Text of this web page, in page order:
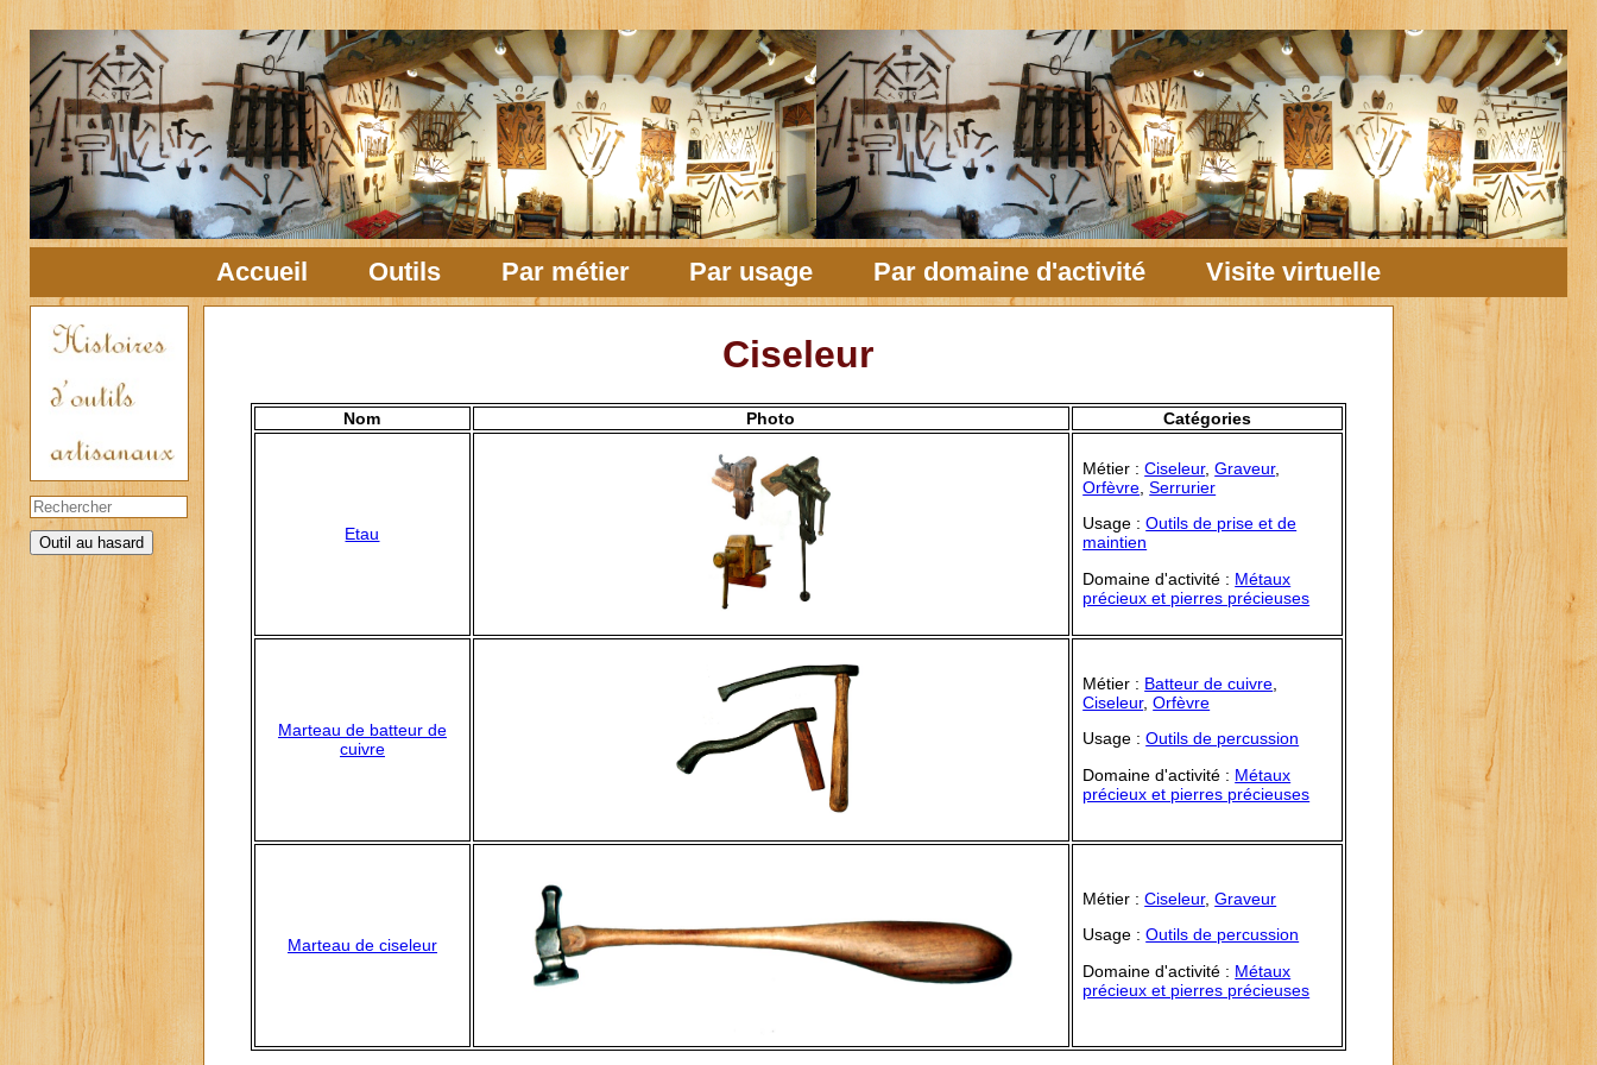
Accueil Outils Par métier Par usage Par domaine d'activité Visite virtuelle
Ciseleur
Nom Photo Catégories
Etau
Métier :Ciseleur,Graveur,
Orfèvre ,Serrurier
Usage :Outils de prise et de
maintien
Domaine d'activité : Métaux
précieux et pierres précieuses
Marteau de batteur de
cuivre
Métier : Batteur de cuivre
Ciseleur,Orfèvre
Usage :Outils de percussion
Domaine d'activité : Métaux
précieux et pierres précieuses
Marteau de ciseleur
Métier :Ciseleur,Graveur
Usage :Outils de percussion
Domaine d'activité : Métaux
précieux et pierres précieuses